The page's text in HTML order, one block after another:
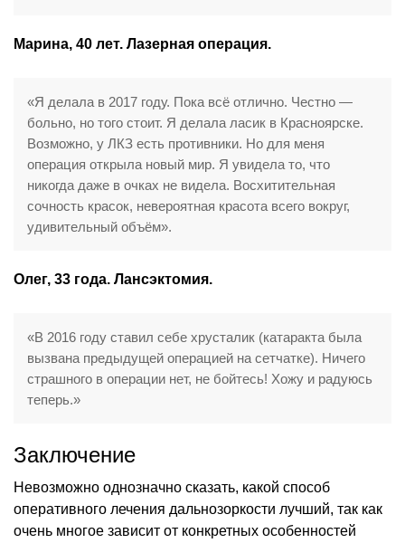
Марина, 40 лет. Лазерная операция.
«Я делала в 2017 году. Пока всё отлично. Честно —
больно, но того стоит. Я делала ласик в Красноярске.
Возможно, у ЛКЗ есть противники. Но для меня
операция открыла новый мир. Я увидела то, что
никогда даже в очках не видела. Восхитительная
сочность красок, невероятная красота всего вокруг,
удивительный объём».
Олег, 33 года. Лансэктомия.
«В 2016 году ставил себе хрусталик (катаракта была
вызвана предыдущей операцией на сетчатке). Ничего
страшного в операции нет, не бойтесь! Хожу и радуюсь
теперь.»
Заключение
Невозможно однозначно сказать, какой способ
оперативного лечения дальнозоркости лучший, так как
очень многое зависит от конкретных особенностей